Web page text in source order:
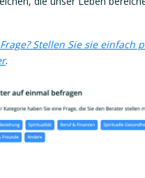
Stellen Sie sie einfach
.